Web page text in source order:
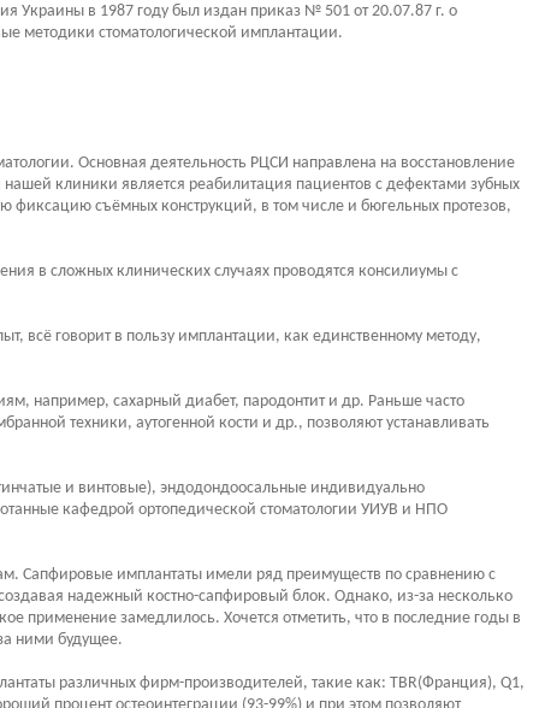
Украины в 1987 году был издан приказ № 501 от 20.07.87 г. о
методики стоматологической имплантации.
Основная деятельность РЦСИ направлена на восстановление
клиники является реабилитация пациентов с дефектами зубных
фиксацию съёмных конструкций, в том числе и бюгельных протезов,
в сложных клинических случаях проводятся консилиумы с
всё говорит в пользу имплантации, как единственному методу,
например, сахарный диабет, пародонтит и др. Раньше часто
техники, аутогенной кости и др., позволяют устанавливать
и винтовые), эндодондоосальные индивидуально
кафедрой ортопедической стоматологии УИУВ и НПО
Сапфировые имплантаты имели ряд преимуществ по сравнению с
надежный костно-сапфировый блок. Однако, из-за несколько
применение замедлилось. Хочется отметить, что в последние годы в
ними будущее.
различных фирм-производителей, такие как: TBR(Франция), Q1,